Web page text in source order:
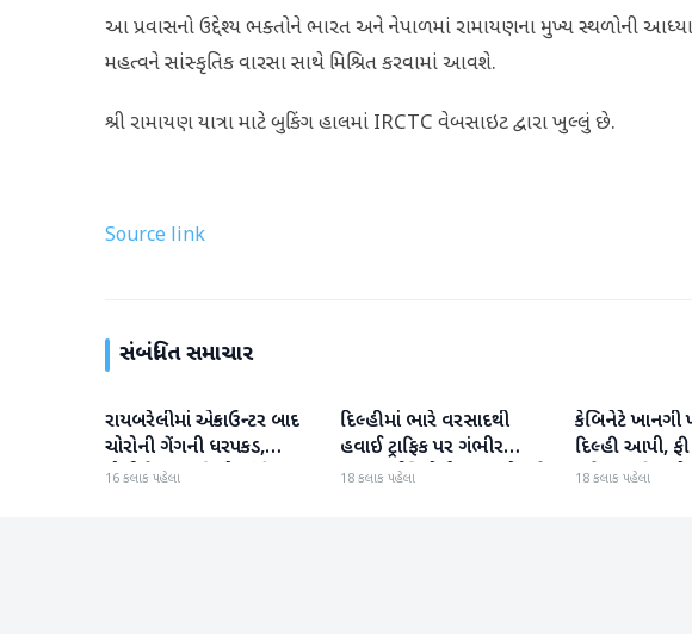
આ પ્રવાસનો ઉદ્દેશ્ય ભક્તોને ભારત અને નેપાળમાં રામાયણના મુખ્ય સ્થળોની
મહત્વને સાંસ્કૃતિક વારસા સાથે મિશ્રિત કરવામાં આવશે.
શ્રી રામાયણ યાત્રા માટે બુકિંગ હાલમાં IRCTC વેબસાઇટ દ્વારા ખુલ્લું છે.
Source link
સંબંધિત સમાચાર
રાષ્ટ્રીય
રાયબરેલીમાં એન્કાઉન્ટર બાદ
ચોરોની ગેંગની ધરપકડ,
પોલીસે 12.4 કિલો ચાંદીના
16 કલાક પહેલા
રાષ્ટ્રીય
દિલ્હીમાં ભારે વરસાદથી
હવાઈ ટ્રાફિક પર ગંભીર
અસર; ઈન્ડિગોએ મુસાફરો માટે
18 કલાક પહેલા
રાષ્ટ્રીય
કેબિનેટે ખાનગી
દિલ્હી આપી,
માટે નવા નિયમો
18 કલાક પહેલા